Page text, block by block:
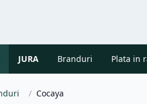
JURA Branduri Plata in
/ Cocaya